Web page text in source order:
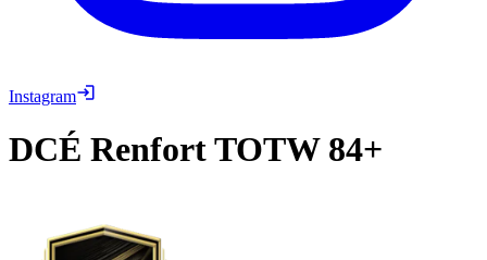
Instagram
DCÉ Renfort TOTW 84+